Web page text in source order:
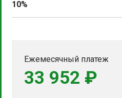
10%
Ежемесячный платеж
33 952 ₽